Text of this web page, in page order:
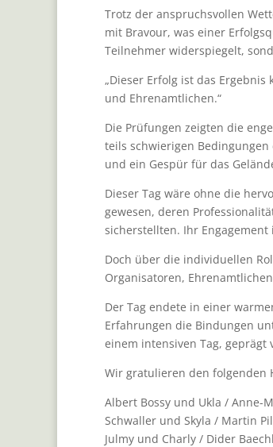
Trotz der anspruchsvollen
mit Bravour, was einer
Teilnehmer widerspiegelt,
„Dieser Erfolg ist das
und Ehrenamtlichen.“
Die Prüfungen zeigten die
teils schwierigen
und ein Gespür für das
Dieser Tag wäre ohne die
gewesen, deren
sicherstellten. Ihr
Doch über die individuellen
Organisatoren,
Der Tag endete in einer
Erfahrungen die Bindungen
einem intensiven Tag,
Wir gratulieren den folgenden
Albert Bossy und Ukla / Anne-
Schwaller und Skyla / Martin
Julmy und Charly / Dider